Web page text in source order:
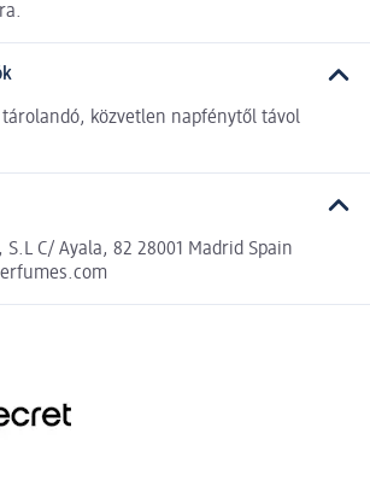
közvetlen napfénytől távol
S.L C/ Ayala, 82 28001 Madrid Spain